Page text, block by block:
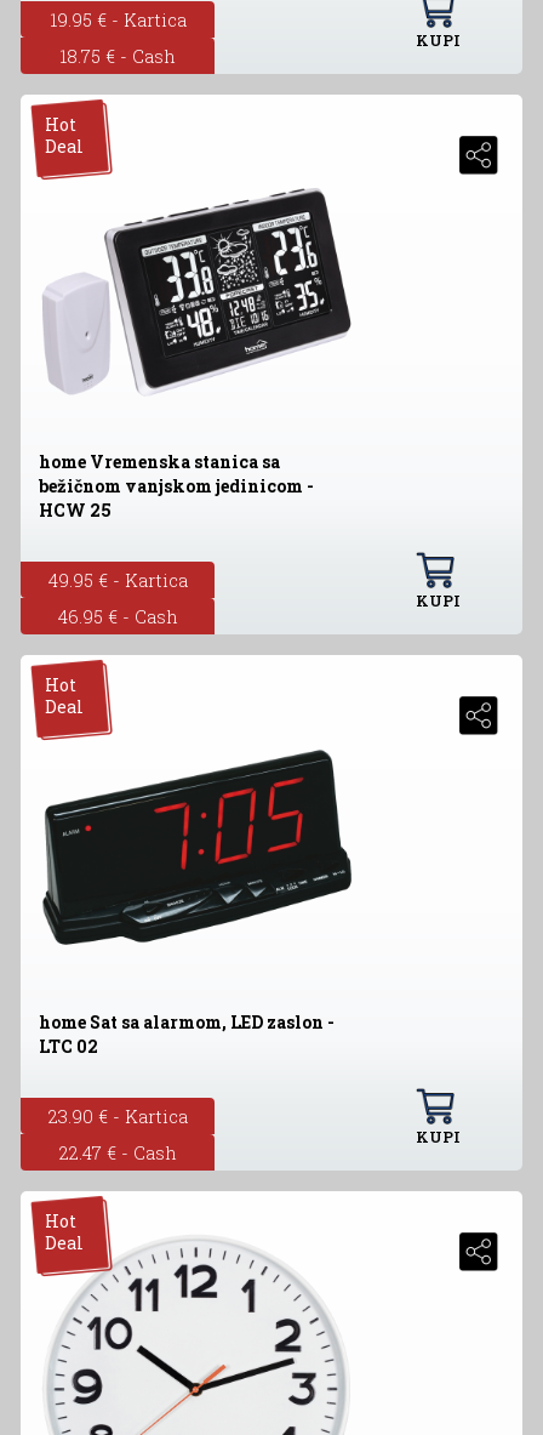
19.95 € - Kartica
18.75 € - Cash
KUPI
Hot
Deal
home Vremenska stanica sa
bežičnom vanjskom jedinicom -
HCW 25
49.95 € - Kartica
46.95 € - Cash
KUPI
Hot
Deal
home Sat sa alarmom, LED zaslon -
LTC 02
23.90 € - Kartica
22.47 € - Cash
KUPI
Hot
Deal